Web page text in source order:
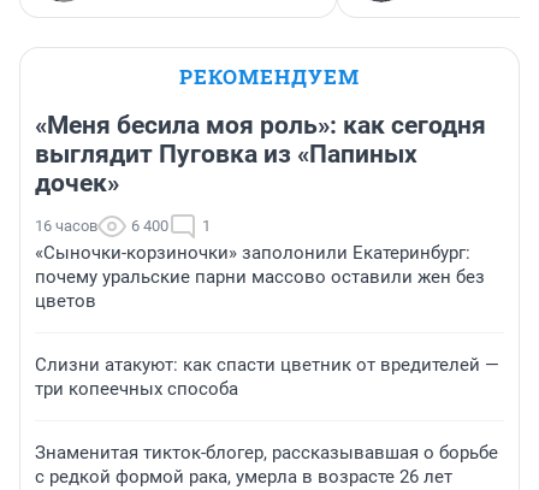
РЕКОМЕНДУЕМ
«Меня бесила моя роль»: как сегодня
выглядит Пуговка из «Папиных
дочек»
16 часов 6 400 1
«Сыночки-корзиночки» заполонили Екатеринбург:
почему уральские парни массово оставили жен без
цветов
Слизни атакуют: как спасти цветник от вредителей —
три копеечных способа
Знаменитая тикток-блогер, рассказывавшая о борьбе
с редкой формой рака, умерла в возрасте 26 лет